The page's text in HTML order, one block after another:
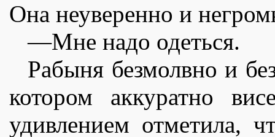
Она неуверенно и
—Мне надо одеться.
Рабыня безмолвно и
котором аккуратно
удивлением отметила,